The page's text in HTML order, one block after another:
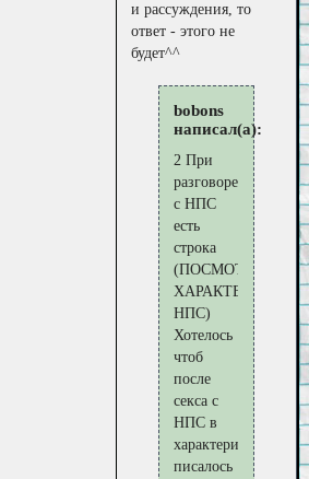
и рассуждения, то
ответ - этого не
будет^^
bobons
написал(а):
2 При
разговоре
с НПС
есть
строка
(ПОСМОТРЕТЬ
НПС)
Хотелось
чтоб
после
секса с
НПС в
характеристиках
писалось